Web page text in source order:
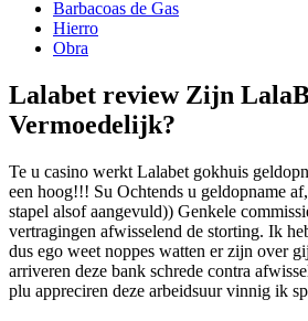
Barbacoas de Gas
Hierro
Obra
Lalabet review Zijn
Vermoedelijk?
Te u casino werkt Lalabet gokhuis
een hoog!!! Su Ochtends u geldopname
stapel alsof aangevuld)) Genkele
vertragingen afwisselend de storting. Ik
dus ego weet noppes watten er zijn over
arriveren deze bank schrede contra
plu appreciren deze arbeidsuur vinnig ik